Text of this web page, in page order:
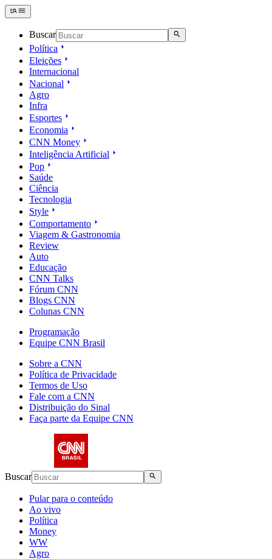
Buscar
Política
Eleições
Internacional
Nacional
Agro
Infra
Esportes
Economia
CNN Money
Inteligência Artificial
Pop
Saúde
Ciência
Tecnologia
Style
Comportamento
Viagem & Gastronomia
Review
Auto
Educação
CNN Talks
Fórum CNN
Blogs CNN
Colunas CNN
Programação
Equipe CNN Brasil
Sobre a CNN
Política de Privacidade
Termos de Uso
Fale com a CNN
Distribuição do Sinal
Faça parte da Equipe CNN
Buscar
Pular para o conteúdo
Ao vivo
Política
Money
WW
Agro